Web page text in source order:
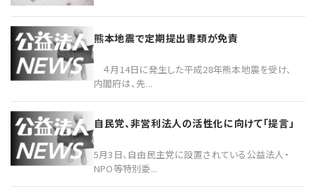
熊本地震で定期提出書類が免責
４月14日に発生した平成28年熊本地震を受け、
内閣府は、先...
自民党、非営利法人の活性化に向けて「提言」
5月3日、自由民主党に設置されている公益法人・
NPO等特別委...